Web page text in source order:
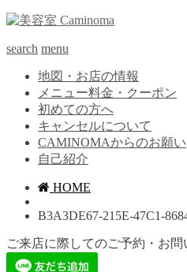
search menu
地図・お店の情報
メニュー料金・クーポン
初めての方へ
キャンセルについて
CAMINOMAからのお願い
自己紹介
HOME
B3A3DE67-215E-47C1-
ご来店に際してのご予約・お